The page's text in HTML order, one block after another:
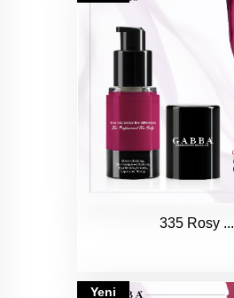
335 Rosy ...
Yeni